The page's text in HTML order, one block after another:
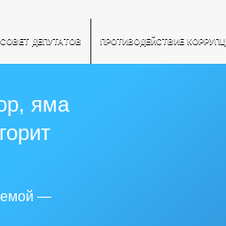
СОВЕТ ДЕПУТАТОВ ПРОТИВОДЕЙСТВИЕ
яма
—